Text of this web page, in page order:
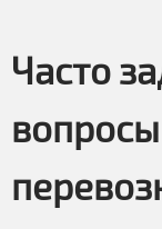
Часто